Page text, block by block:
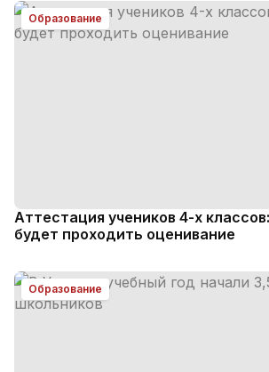
Образование
Аттестация учеников 4-х
будет проходить оценивание
Образование